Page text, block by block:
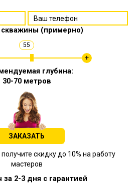
скважины (примерно)
55
глубина:
30-70 метров
ЗАКАЗАТЬ
скидку до 10% на работу
мастеров
за 2-3 дня с гарантией